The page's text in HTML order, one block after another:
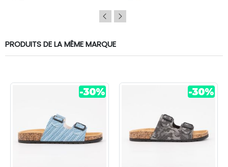
PRODUITS DE LA MÊME MARQUE